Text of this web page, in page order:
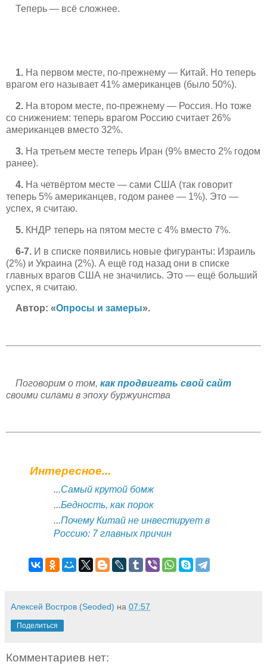
Теперь — всё сложнее.
1. На первом месте, по-прежнему — Китай. Но теперь
врагом его называет 41% американцев (было 50%).
2. На втором месте, по-прежнему — Россия. Но тоже
со снижением: теперь врагом Россию считает 26%
американцев вместо 32%.
3. На третьем месте теперь Иран (9% вместо 2% годом
ранее).
4. На четвёртом месте — сами США (так говорит
теперь 5% американцев, годом ранее — 1%). Это —
успех, я считаю.
5. КНДР теперь на пятом месте с 4% вместо 7%.
6-7. И в списке появились новые фигуранты: Израиль
(2%) и Украина (2%). А ещё год назад они в списке
главных врагов США не значились. Это — ещё больший
успех, я считаю.
Автор: «Опросы и замеры».
Поговорим о том, как продвигать свой сайт
своими силами в эпоху буржуинства
Интересное...
...Самый крутой бомж
...Бедность, как порок
...Почему Китай не инвестирует в
Россию: 7 главных причин
Алексей Востров (Seoded) на 07:57
Поделиться
Комментариев нет: